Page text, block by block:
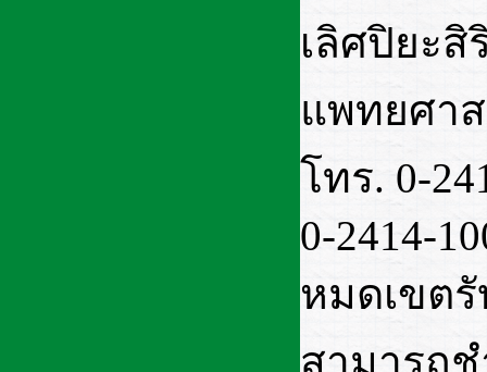
เลิศปิยะ
แพทยศา
โทร. 0-
0-2414-
หมดเขต
สามารถช